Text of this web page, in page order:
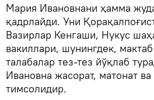
Мария Ивановнани ҳамма
қадрлайди. Уни
Вазирлар Кенгаши, Нукус
вакиллари, шунингдек,
талабалар тез-тез йўқлаб
Ивановна жасорат, матонат
тимсолидир.